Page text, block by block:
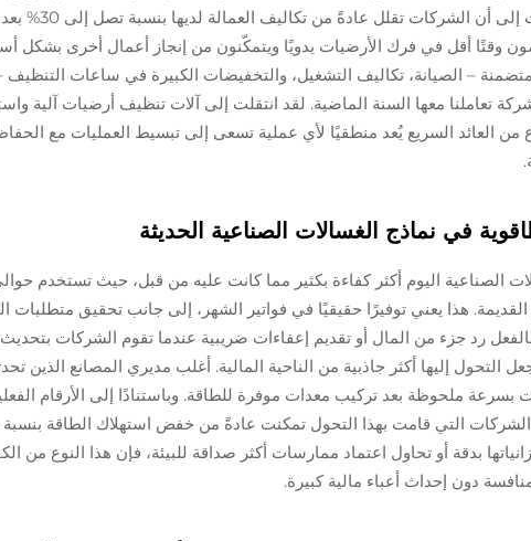
تشير الدراسات إلى
وقتًا أقل في فرك الأرضيات يدويًا ويتمكّنون من إنجاز أعمال أخرى بشكل
– الصيانة، تكاليف التشغيل، والتخفيضات الكبيرة في ساعات التنظيف
من العائد السريع يُعد منطقيًا لأي عملية تسعى إلى تبسيط العمليات مع
في نماذج الغسالات الصناعية الحديثة
الصناعية اليوم أكثر كفاءة بكثير مما كانت عليه من قبل، حيث تستخدم
القديمة. هذا يعني توفيرًا حقيقيًا في فواتير الشهر، إلى جانب تحقيق
رد جزء من المال أو تقديم إعفاءات ضريبية عندما تقوم الشركات بتحديث
التحول إليها أكثر جاذبية من الناحية المالية. أغلب مديري المصانع الذين
بسرعة ملحوظة بعد تركيب معدات موفرة للطاقة. وباستنادًا إلى الأرقام
التي قامت بهذا التحول تمكنت عادةً من خفض استهلاك الطاقة
بدقة أو تحاول اعتماد ممارسات أكثر صداقة للبيئة، فإن هذا النوع من
دون إحداث أعباء مالية كبيرة.